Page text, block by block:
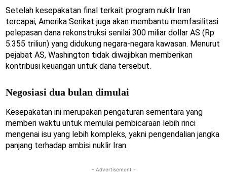
Setelah kesepakatan final terkait program nuklir Iran
tercapai, Amerika Serikat juga akan membantu memfasilitasi
pelepasan dana rekonstruksi senilai 300 miliar dollar AS (Rp
5.355 triliun) yang didukung negara-negara kawasan. Menurut
pejabat AS, Washington tidak diwajibkan memberikan
kontribusi keuangan untuk dana tersebut.
Negosiasi dua bulan dimulai
Kesepakatan ini merupakan pengaturan sementara yang
memberi waktu untuk memulai pembicaraan lebih rinci
mengenai isu yang lebih kompleks, yakni pengendalian jangka
panjang terhadap ambisi nuklir Iran.
- Advertisement -